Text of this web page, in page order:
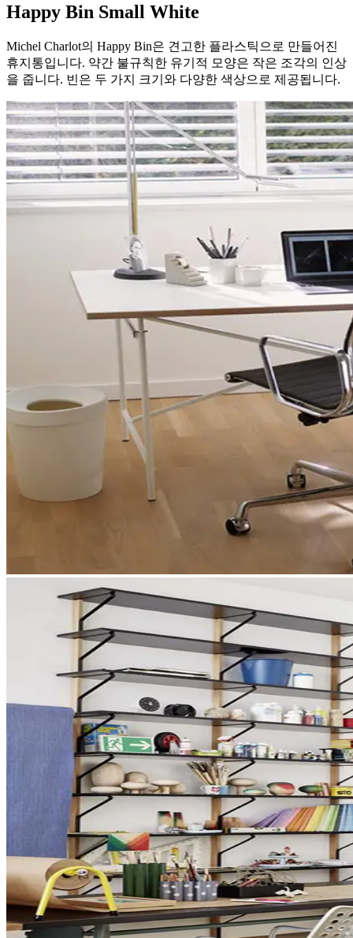
Happy Bin Small White
Michel Charlot의 Happy Bin은 견고한 플라스틱으로 만들어진
휴지통입니다. 약간 불규칙한 유기적 모양은 작은 조각의 인상
을 줍니다. 빈은 두 가지 크기와 다양한 색상으로 제공됩니다.